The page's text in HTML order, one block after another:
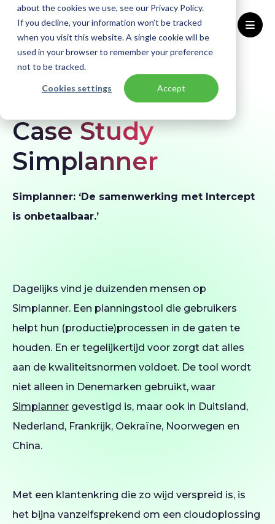
about the cookies we use, see our Privacy Policy.
If you decline, your information won’t be tracked
when you visit this website. A single cookie will be
used in your browser to remember your preference
not to be tracked.
Cookies settings Accept
Home Klantverhalen Simplanner
KLANTVERHAAL
Case Study
Simplanner
Simplanner: ‘De samenwerking met Intercept
is onbetaalbaar.’
Dagelijks vind je duizenden mensen op
Simplanner. Een planningstool die gebruikers
helpt hun (productie)processen in de gaten te
houden. En er tegelijkertijd voor zorgt dat alles
aan de kwaliteitsnormen voldoet. De tool wordt
niet alleen in Denemarken gebruikt, waar
Simplanner gevestigd is, maar ook in Duitsland,
Nederland, Frankrijk, Oekraïne, Noorwegen en
China.
Met een klantenkring die zo wijd verspreid is, is
het bijna vanzelfsprekend om een cloudoplossing